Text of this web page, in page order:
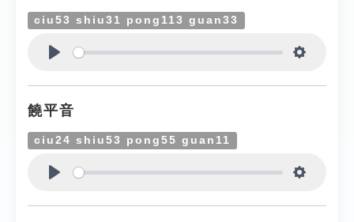
ciu53 shiu31 pong113 guan33
饒平音
ciu24 shiu53 pong55 guan11